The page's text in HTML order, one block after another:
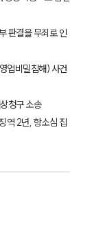
판결을 무죄로 인
업비밀침해) 사건
청구 소송
역 2년, 항소심 집